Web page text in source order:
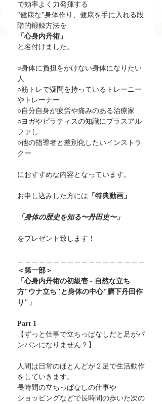
で効率よく力発揮する
"健康な"身体作り、健康を手に入れる段
階的鍛錬方法を
「心身内丹術」
と名付けました。
○身体に負担をかけない身体になりたい
人
○筋トレで疑問を持っているトレーニー
やトレーナー
○自分自身が疲労や痛みのある治療家
○ヨガやピラティスの知識にプラスアル
ファし
○他の指導者と差別化したいインストラ
クー
におすすめな内容となっています。
お申し込みした方には 「特典動画」
「身体の歴史を知る〜丹田史〜」
をプレゼント致します！
＜第一部＞
「心身内丹術の初級壱 - 自然な立ち
方"ウナ立ち"と身体の中心"臍下丹田作
り"」
Part 1
【ずっと仕事で立ちっぱなしだと足がパ
ンパンになりません？】
人間は日常のほとんどが２足で生活動作
をしていきます。
長時間の立ちっぱなしの仕事や
ショッピングなどで長時間の歩いた次の